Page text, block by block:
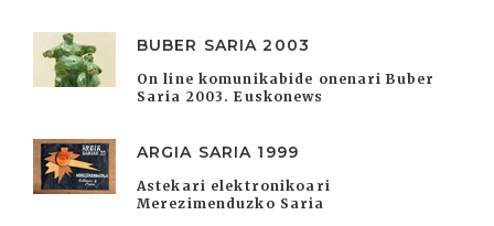
BUBER SARIA 2003
On line komunikabide onenari Buber
Saria 2003. Euskonews
ARGIA SARIA 1999
Astekari elektronikoari
Merezimenduzko Saria